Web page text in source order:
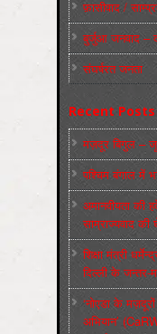
फ़ासीवाद /
बुर्जुआ जनवाद –
संघर्षरत जनता
Recent Posts
मज़दूर बिगुल –
पश्चिम बंगाल में
अमानवीयता की
साम्राज्यवाद की
शिक्षा मंत्री
दिल्ली के जन्तर-
‘नोएडा के
अभियान’